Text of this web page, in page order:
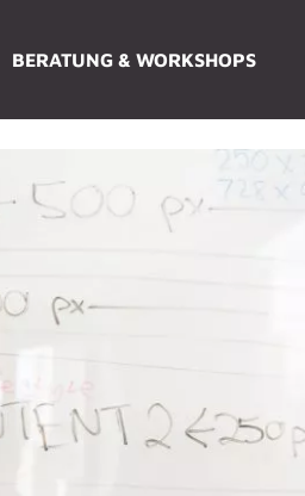
BERATUNG & WORKSHOPS